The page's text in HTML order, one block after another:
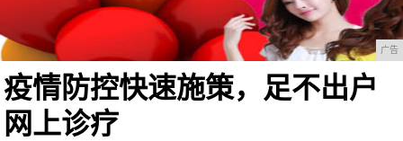
广告
疫情防控快速施策，足不出户
网上诊疗